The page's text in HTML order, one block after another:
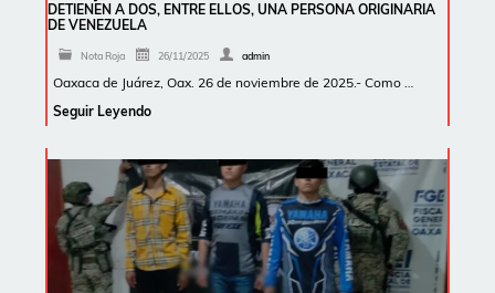
DETIENEN A DOS, ENTRE ELLOS, UNA PERSONA ORIGINARIA
DE VENEZUELA
Nota Roja 26/11/2025 admin
Oaxaca de Juárez, Oax. 26 de noviembre de 2025.- Como …
Seguir Leyendo